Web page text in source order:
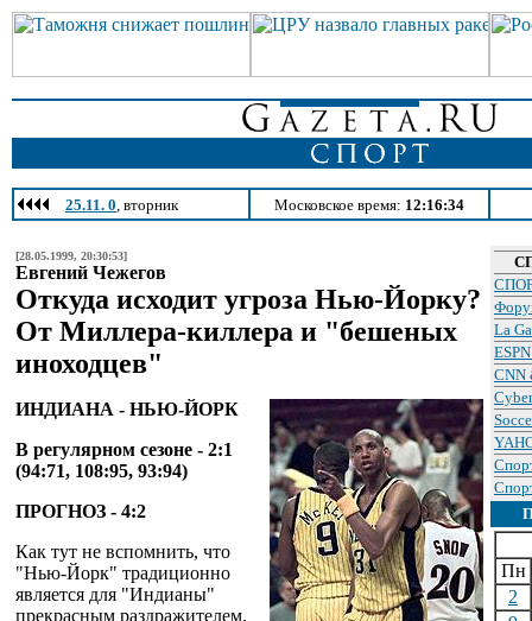
25.11. 0, вторник Московское время: 12:16:34
[28.05.1999, 20:30:53]
Евгений Чежегов
Откуда исходит угроза Нью-Йорку?
От Миллера-киллера и "бешеных
иноходцев"
ИНДИАНА - НЬЮ-ЙОРК
В регулярном сезоне - 2:1
(94:71, 108:95, 93:94)
ПРОГНОЗ - 4:2
Как тут не вспомнить, что
"Нью-Йорк" традиционно
является для "Индианы"
прекрасным раздражителем.
La
CNN
Пн
2